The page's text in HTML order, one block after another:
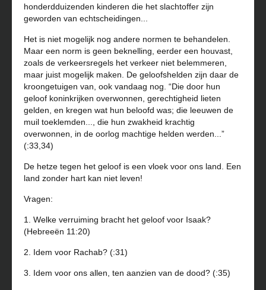
honderdduizenden kinderen die het slachtoffer zijn
geworden van echtscheidingen...
Het is niet mogelijk nog andere normen te behandelen.
Maar een norm is geen beknelling, eerder een houvast,
zoals de verkeersregels het verkeer niet belemmeren,
maar juist mogelijk maken. De geloofshelden zijn daar de
kroongetuigen van, ook vandaag nog. “Die door hun
geloof koninkrijken overwonnen, gerechtigheid lieten
gelden, en kregen wat hun beloofd was; die leeuwen de
muil toeklemden..., die hun zwakheid krachtig
overwonnen, in de oorlog machtige helden werden...”
(:33,34)
De hetze tegen het geloof is een vloek voor ons land. Een
land zonder hart kan niet leven!
Vragen:
1. Welke verruiming bracht het geloof voor Isaak?
(Hebreeën 11:20)
2. Idem voor Rachab? (:31)
3. Idem voor ons allen, ten aanzien van de dood? (:35)